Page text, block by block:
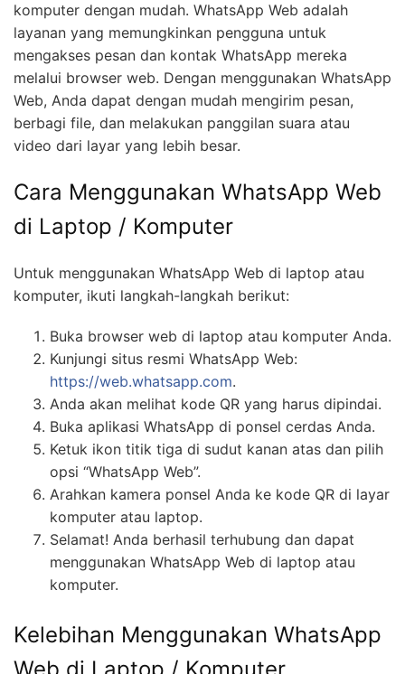
komputer dengan mudah. WhatsApp Web adalah
layanan yang memungkinkan pengguna untuk
mengakses pesan dan kontak WhatsApp mereka
melalui browser web. Dengan menggunakan WhatsApp
Web, Anda dapat dengan mudah mengirim pesan,
berbagi file, dan melakukan panggilan suara atau
video dari layar yang lebih besar.
Cara Menggunakan WhatsApp Web
di Laptop / Komputer
Untuk menggunakan WhatsApp Web di laptop atau
komputer, ikuti langkah-langkah berikut:
Buka browser web di laptop atau komputer Anda.
Kunjungi situs resmi WhatsApp Web:
https://web.whatsapp.com.
Anda akan melihat kode QR yang harus dipindai.
Buka aplikasi WhatsApp di ponsel cerdas Anda.
Ketuk ikon titik tiga di sudut kanan atas dan pilih
opsi “WhatsApp Web”.
Arahkan kamera ponsel Anda ke kode QR di layar
komputer atau laptop.
Selamat! Anda berhasil terhubung dan dapat
menggunakan WhatsApp Web di laptop atau
komputer.
Kelebihan Menggunakan WhatsApp